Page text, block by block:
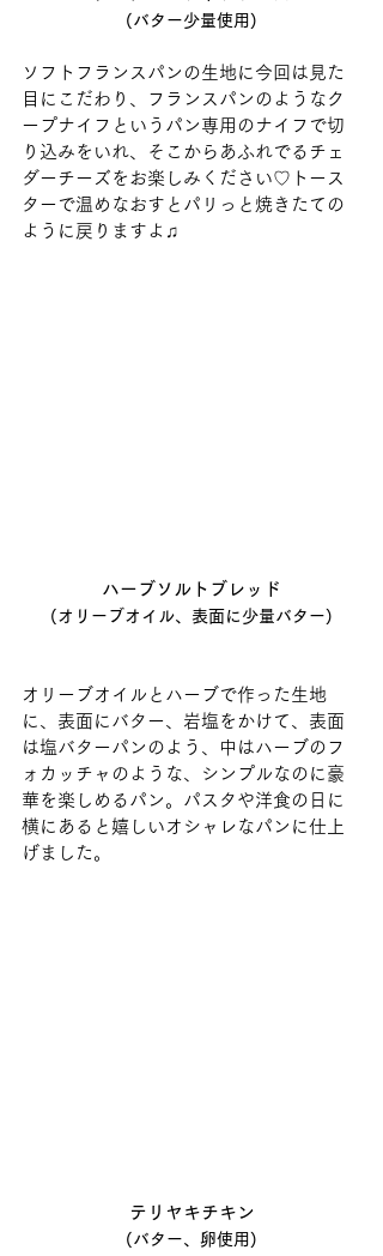
(バター少量使用)
ソフトフランスパンの生地に今回は見た
目にこだわり、フランスパンのようなク
ープナイフというパン専用のナイフで切
り込みをいれ、そこからあふれでるチェ
ダーチーズをお楽しみください♡トース
ターで温めなおすとパリっと焼きたての
ように戻りますよ♫
ハーブソルトブレッド
(オリーブオイル、表面に少量バター)
オリーブオイルとハーブで作った生地
に、表面にバター、岩塩をかけて、表面
は塩バターパンのよう、中はハーブのフ
ォカッチャのような、シンプルなのに豪
華を楽しめるパン。パスタや洋食の日に
横にあると嬉しいオシャレなパンに仕上
げました。
テリヤキチキン
(バター、卵使用)